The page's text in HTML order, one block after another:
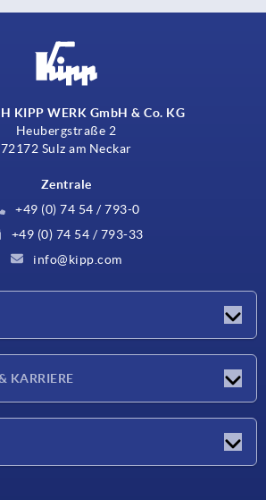
KIPP WERK GmbH & Co. KG
Heubergstraße 2
72172 Sulz am Neckar
Zentrale
+49 (0) 74 54 / 793-0
+49 (0) 74 54 / 793-33
info@kipp.com
KARRIERE